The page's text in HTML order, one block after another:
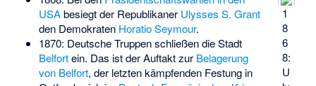
1
8
6
8:
U
USAbesiegt der Republikaner Ulysses S. Grant
den Demokraten Horatio Seymour.
1870: Deutsche Truppen schließen die Stadt
Belfortein. Das ist der Auftakt zur Belagerung
von Belfort, der letzten kämpfenden Festung in